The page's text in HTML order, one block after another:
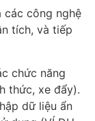
các công nghệ
tích, và tiếp
chức năng
thức, xe đẩy).
dữ liệu ẩn